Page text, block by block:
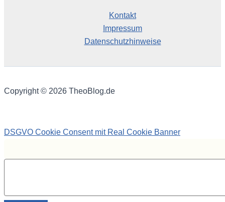
Kontakt
Impressum
Datenschutzhinweise
Copyright © 2026 TheoBlog.de
DSGVO Cookie Consent mit Real Cookie Banner